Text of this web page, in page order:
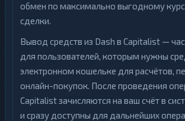
обмен по максимально выгодному
сделки.
Вывод средств из Dash в Capitalist —
для пользователей, которым нужны
электронном кошельке для расчётов,
онлайн-покупок. После проведения
Capitalist зачисляются на ваш счёт в
и сразу доступны для дальнейших